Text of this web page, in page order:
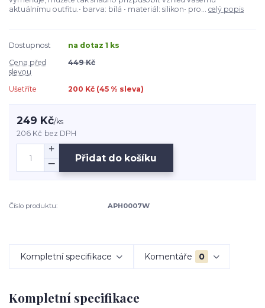
aktuálnímu outfitu.• barva: bílá • materiál: silikon• pro... celý popis
Dostupnost
na dotaz 1 ks
Cena před
slevou
449 Kč
Ušetříte 200 Kč (45 % sleva)
249 Kč/ks
206 Kč bez DPH
Přidat do košíku
Číslo produktu: APH0007W
Kompletní specifikace Komentáře 0
Kompletní specifikace